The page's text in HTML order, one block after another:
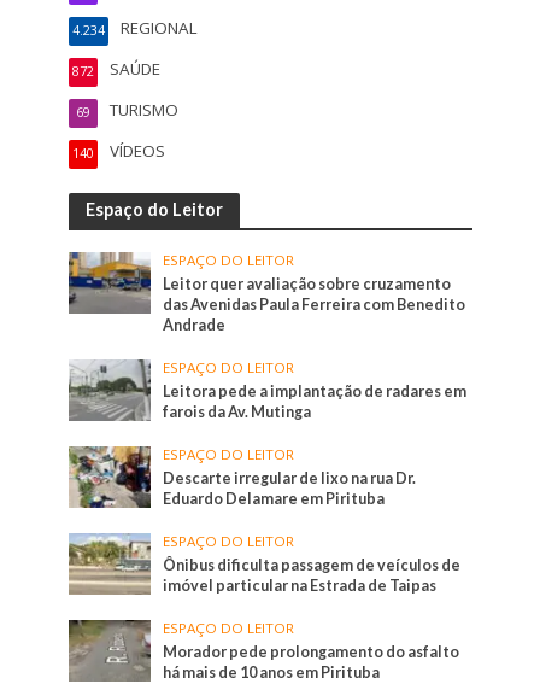
REGIONAL
4.234
SAÚDE
872
TURISMO
69
VÍDEOS
140
Espaço do Leitor
ESPAÇO DO LEITOR
Leitor quer avaliação sobre cruzamento
das Avenidas Paula Ferreira com Benedito
Andrade
ESPAÇO DO LEITOR
Leitora pede a implantação de radares em
farois da Av. Mutinga
ESPAÇO DO LEITOR
Descarte irregular de lixo na rua Dr.
Eduardo Delamare em Pirituba
ESPAÇO DO LEITOR
Ônibus dificulta passagem de veículos de
imóvel particular na Estrada de Taipas
ESPAÇO DO LEITOR
Morador pede prolongamento do asfalto
há mais de 10 anos em Pirituba